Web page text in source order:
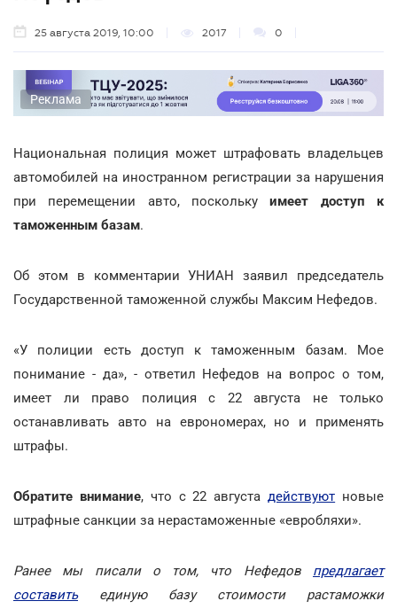
25 августа 2019, 10:00 2017 0
Реклама
Национальная полиция может штрафовать владельцев
автомобилей на иностранном регистрации за нарушения
при перемещении авто, поскольку имеет доступ к
таможенным базам.
Об этом в комментарии УНИАН заявил председатель
Государственной таможенной службы Максим Нефедов.
«У полиции есть доступ к таможенным базам. Мое
понимание - да», - ответил Нефедов на вопрос о том,
имеет ли право полиция с 22 августа не только
останавливать авто на еврономерах, но и применять
штрафы.
Обратите внимание, что с 22 августадействуют новые
штрафные санкции за нерастаможенные «евробляхи».
Ранее мы писали о том, что Нефедов предлагает
составитьединую базу стоимости растаможки